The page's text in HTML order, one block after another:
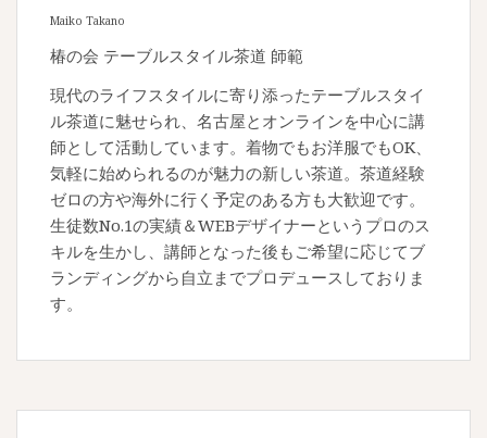
Maiko Takano
椿の会 テーブルスタイル茶道 師範
現代のライフスタイルに寄り添ったテーブルスタイ
ル茶道に魅せられ、名古屋とオンラインを中心に講
師として活動しています。着物でもお洋服でもOK、
気軽に始められるのが魅力の新しい茶道。茶道経験
ゼロの方や海外に行く予定のある方も大歓迎です。
生徒数No.1の実績＆WEBデザイナーというプロのス
キルを生かし、講師となった後もご希望に応じてブ
ランディングから自立までプロデュースしておりま
す。